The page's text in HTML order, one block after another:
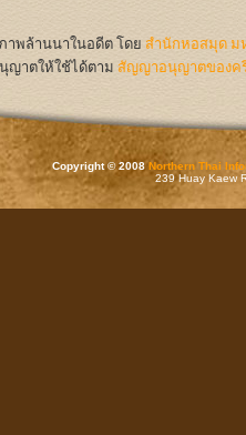
าพล้านนาในอดีต โดย สำนักหอสมุด ม
ญาตให้ใช้ได้ตาม สัญญาอนุญาตของค
Copyright © 2008Northern Thai
239 Huay Kaew